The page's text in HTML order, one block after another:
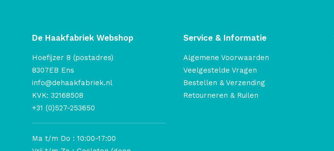
De Haakfabriek Webshop
Hoefijzer 8 (postadres)
8307EB Ens
info@dehaakfabriek.nl
KVK: 32168508
+31 (0)527-253650
Ma t/m Do : 10:00-17:00
Service & Informatie
Algemene Voorwaarden
Veelgestelde Vragen
Bestellen & Verzending
Retourneren & Ruilen